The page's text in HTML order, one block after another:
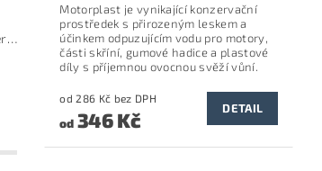
Koch Chemie Cockpit Super Pflege - ošetření vnitřních plastů, objem: 1 L
Motorplast je vynikající konzervační
prostředek s přirozeným leskem a
účinkem odpuzujícím vodu pro motory,
části skříní, gumové hadice a plastové
díly s příjemnou ovocnou svěží vůní.
od 286 Kč bez DPH
od346 Kč DETAIL